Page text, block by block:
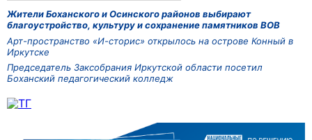
Жители Боханского и Осинского районов выбирают
благоустройство, культуру и сохранение памятников ВОВ
Арт-пространство «И-сторис» открылось на острове Конный в
Иркутске
Председатель Заксобрания Иркутской области посетил
Боханский педагогический колледж